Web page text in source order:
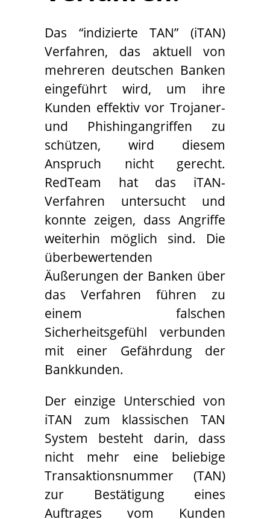
Das “indizierte TAN” (iTAN)
Verfahren, das aktuell von
mehreren deutschen Banken
eingeführt wird, um ihre
Kunden effektiv vor Trojaner-
und Phishingangriffen zu
schützen, wird diesem
Anspruch nicht gerecht.
RedTeam hat das iTAN-
Verfahren untersucht und
konnte zeigen, dass Angriffe
weiterhin möglich sind. Die
überbewertenden
Äußerungen der Banken über
das Verfahren führen zu
einem falschen
Sicherheitsgefühl verbunden
mit einer Gefährdung der
Bankkunden.
Der einzige Unterschied von
iTAN zum klassischen TAN
System besteht darin, dass
nicht mehr eine beliebige
Transaktionsnummer (TAN)
zur Bestätigung eines
Auftrages vom Kunden